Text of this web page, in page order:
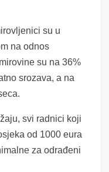
su u
na odnos
su na 36%
srozava, a na
svi radnici koji
od 1000 eura
za odrađeni